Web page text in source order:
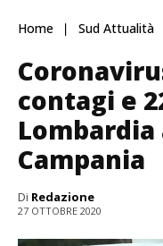
Home Sud Attualità
contagi e
Lombardia
Campania
Di Redazione
27 OTTOBRE 2020